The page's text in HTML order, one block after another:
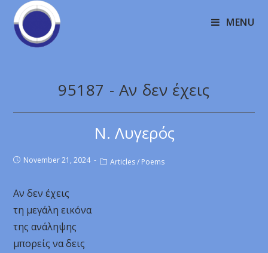
MENU
95187 - Αν δεν έχεις
Ν. Λυγερός
November 21, 2024 Articles / Poems
Αν δεν έχεις
τη μεγάλη εικόνα
της ανάληψης
μπορείς να δεις